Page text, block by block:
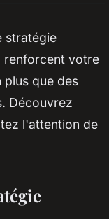
stratégie
renforcent votre
plus que des
Découvrez
l'attention de